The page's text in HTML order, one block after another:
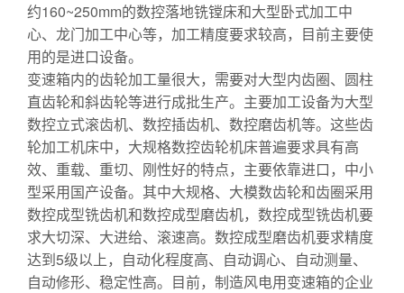
约160~250mm的数控落地铣镗床和大型卧式加工中
心、龙门加工中心等，加工精度要求较高，目前主要使
用的是进口设备。
变速箱内的齿轮加工量很大，需要对大型内齿圈、圆柱
直齿轮和斜齿轮等进行成批生产。主要加工设备为大型
数控立式滚齿机、数控插齿机、数控磨齿机等。这些齿
轮加工机床中，大规格数控齿轮机床普遍要求具有高
效、重载、重切、刚性好的特点，主要依靠进口，中小
型采用国产设备。其中大规格、大模数齿轮和齿圈采用
数控成型铣齿机和数控成型磨齿机，数控成型铣齿机要
求大切深、大进给、滚速高。数控成型磨齿机要求精度
达到5级以上，自动化程度高、自动调心、自动测量、
自动修形、稳定性高。目前，制造风电用变速箱的企业